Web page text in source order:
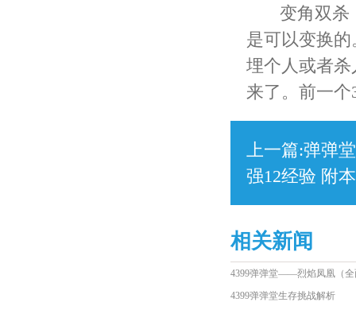
变角双杀，
是可以变换的
埋个人或者
来了。前一
上一篇:弹弹
强12经验 附
相关新闻
4399弹弹堂——烈焰凤凰（全
4399弹弹堂生存挑战解析